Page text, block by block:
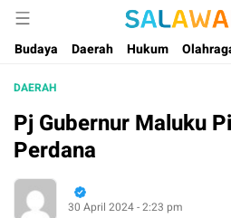
Salawaku
Salam dan Warta
Budaya
Daerah Hukum
DAERAH
Pj Gubernur Maluku
Perdana
30 April 2024 - 2:23 pm